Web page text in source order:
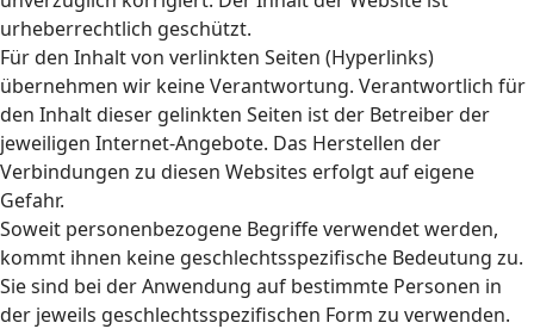
urheberrechtlich geschützt.
Für den Inhalt von verlinkten Seiten (Hyperlinks)
übernehmen wir keine Verantwortung. Verantwortlich für
den Inhalt dieser gelinkten Seiten ist der Betreiber der
jeweiligen Internet-Angebote. Das Herstellen der
Verbindungen zu diesen Websites erfolgt auf eigene
Gefahr.
Soweit personenbezogene Begriffe verwendet werden,
kommt ihnen keine geschlechtsspezifische Bedeutung zu.
Sie sind bei der Anwendung auf bestimmte Personen in
der jeweils geschlechtsspezifischen Form zu verwenden.